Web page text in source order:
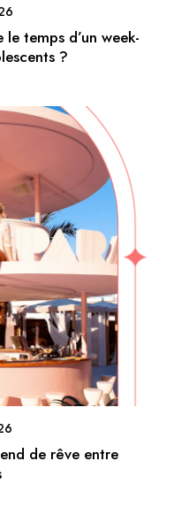
temps d’un week-
?
de rêve entre